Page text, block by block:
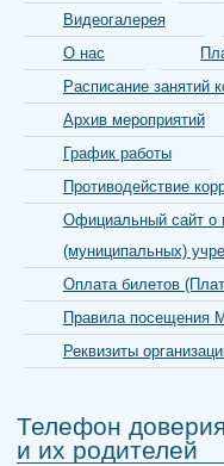
Видеогалерея
О нас
Расписание занятий
Архив мероприятий
График работы
Противодействие
Официальный сайт о
(муниципальных)
Оплата билетов
Правила посещения
Реквизиты
Телефон
и их родителей